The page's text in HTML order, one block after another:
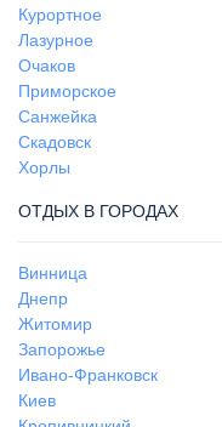
Курортное
Лазурное
Очаков
Приморское
Санжейка
Скадовск
Хорлы
ОТДЫХ В ГОРОДАХ
Винница
Днепр
Житомир
Запорожье
Ивано-Франковск
Киев